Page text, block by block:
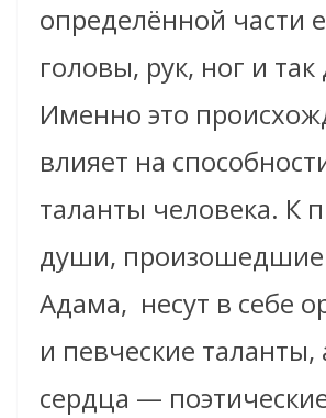
определённой части
головы, рук, ног и так
Именно это
влияет на
таланты человека. К
души, произошедшие
Адама, несут в себе
и певческие таланты,
сердца —